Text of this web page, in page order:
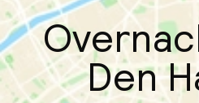
Den